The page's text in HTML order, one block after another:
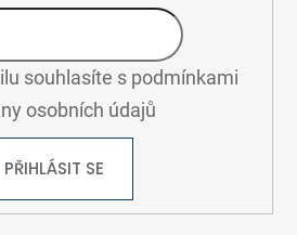
souhlasíte s podmínkami
osobních údajů
PŘIHLÁSIT SE